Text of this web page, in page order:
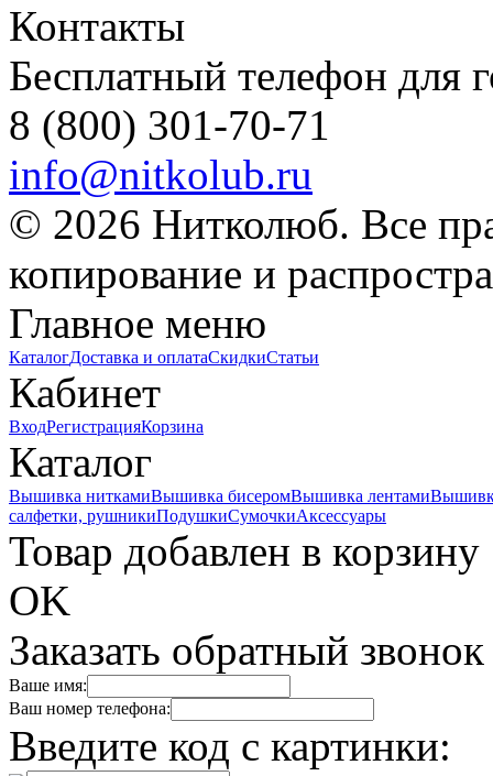
Контакты
Бесплатный телефон для
8 (800) 301-70-71
info@nitkolub.ru
© 2026 Нитколюб. Все
копирование и
Главное меню
КаталогДоставка и оплатаСкидкиСтатьи
Кабинет
ВходРегистрацияКорзина
Каталог
Вышивка ниткамиВышивка бисеромВышивка лентами
салфетки, рушникиПодушкиСумочкиАксессуары
Товар добавлен в корзину
OK
Заказать обратный звонок
Ваше имя:
Ваш номер телефона:
Введите код с картинки: